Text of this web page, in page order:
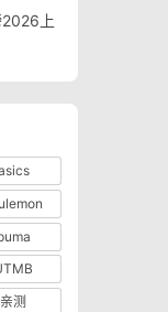
2026上
亲测